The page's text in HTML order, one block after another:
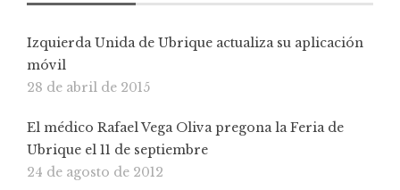
Izquierda Unida de Ubrique actualiza su aplicación
móvil
28 de abril de 2015
El médico Rafael Vega Oliva pregona la Feria de
Ubrique el 11 de septiembre
24 de agosto de 2012